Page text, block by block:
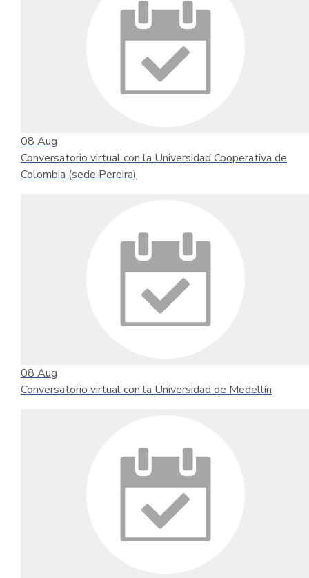
08 Aug
Conversatorio virtual con la Universidad Cooperativa de
Colombia (sede Pereira)
08 Aug
Conversatorio virtual con la Universidad de Medellín